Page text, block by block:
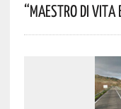
“Maestro Di Vita